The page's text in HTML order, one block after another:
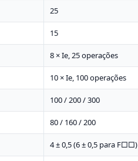
25
15
8 × Ie, 25 operações
10 × Ie, 100 operações
100 / 200 / 300
80 / 160 / 200
4 ± 0,5 (6 ± 0,5 para F□□)